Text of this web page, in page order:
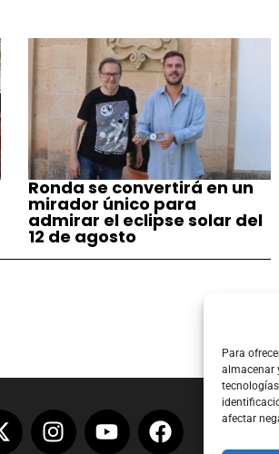
Para
almacenar
afectar
Ronda se convertirá en un
mirador único para
admirar el eclipse solar del
12 de agosto